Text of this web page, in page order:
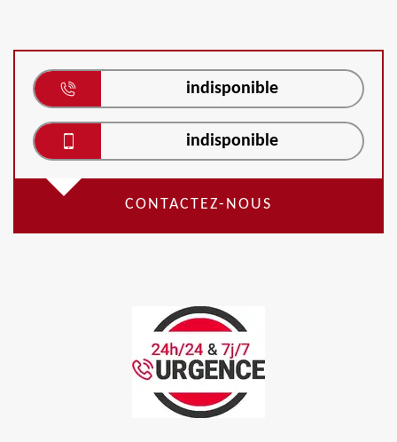
indisponible
indisponible
CONTACTEZ-NOUS